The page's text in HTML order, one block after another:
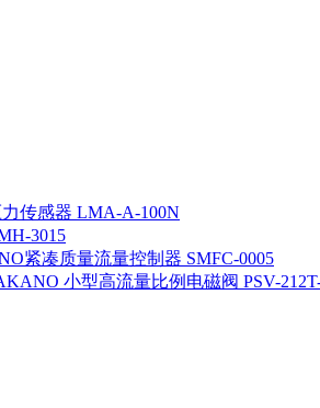
传感器 LMA-A-100N
3015
紧凑质量流量控制器 SMFC-0005
小型高流量比例电磁阀 PSV-